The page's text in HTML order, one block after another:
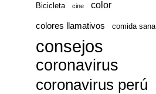
Bicicleta cine color
colores llamativos comida sana
consejos
coronavirus
coronavirus perú